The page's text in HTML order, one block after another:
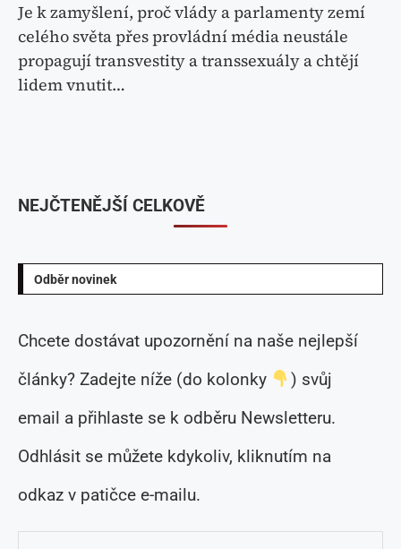
Je k zamyšlení, proč vlády a parlamenty zemí
celého světa přes provládní média neustále
propagují transvestity a transsexuály a chtějí
lidem vnutit…
Odběr novinek
Chcete dostávat upozornění na naše nejlepší
články? Zadejte níže (do kolonky
) svůj
email a přihlaste se k odběru Newsletteru.
Odhlásit se můžete kdykoliv, kliknutím na
odkaz v patičce e-mailu.
NEJČTENĚJŠÍ CELKOVĚ